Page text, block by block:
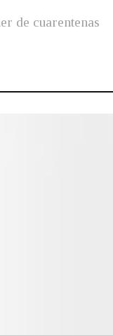
de cuarentenas